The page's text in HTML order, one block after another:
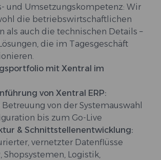
und Umsetzungskompetenz: Wir
die betriebswirtschaftlichen
als auch die technischen Details –
die im Tagesgeschäft
mit Xentral im
von Xentral ERP:
von der Systemauswahl
bis zum Go-Live
& Schnittstellenentwicklung:
vernetzter Datenflüsse
Shopsystemen, Logistik,